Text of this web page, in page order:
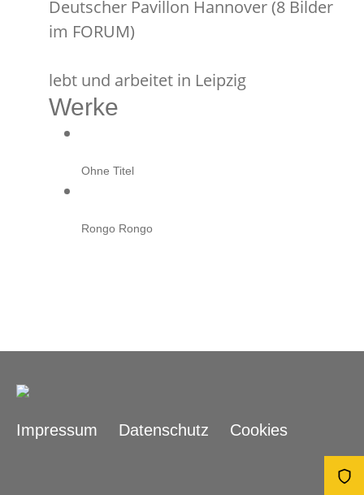
Deutscher Pavillon Hannover (8 Bilder
im FORUM)
lebt und arbeitet in Leipzig
Werke
Ohne Titel
Rongo Rongo
Impressum Datenschutz Cookies